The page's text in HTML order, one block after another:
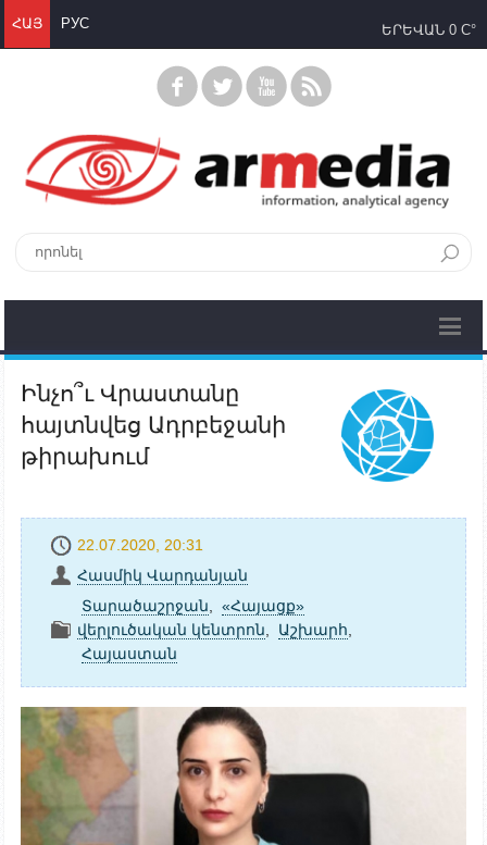
ՀԱՅ РУС ԵՐԵՎԱՆ 0 C°
Ինչո՞ւ Վրաստանը
հայտնվեց Ադրբեջանի
թիրախում
22.07.2020, 20:31
Հասմիկ Վարդանյան
Տարածաշրջան
«Հայացք»
վերլուծական կենտրոն
Աշխարհ
Հայաստան